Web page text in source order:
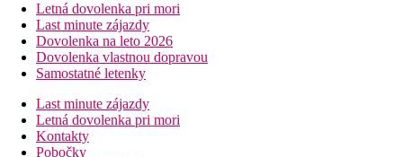
Letná dovolenka pri mori
Last minute zájazdy
Dovolenka na leto 2026
Dovolenka vlastnou dopravou
Samostatné letenky
Last minute zájazdy
Letná dovolenka pri mori
Kontakty
Pobočky